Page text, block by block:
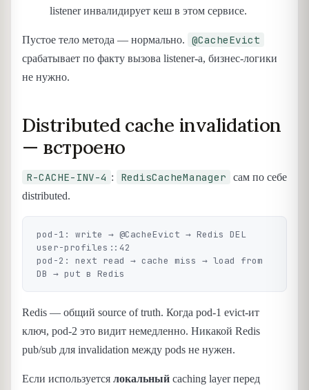
listener инвалидирует кеш в этом сервисе.
Пустое тело метода — нормально. @CacheEvict
срабатывает по факту вызова listener-а, бизнес-логики
не нужно.
Distributed cache invalidation
— встроено
R-CACHE-INV-4 : RedisCacheManager
сам по себе
distributed.
pod-1: write → @CacheEvict → Redis DEL
user-profiles::42
pod-2: next read → cache miss → load from
Redis — общий source of truth. Когда pod-1 evict-ит
ключ, pod-2 это видит немедленно. Никакой Redis
pub/sub для invalidation между pods не нужен.
Если используется локальный caching layer перед